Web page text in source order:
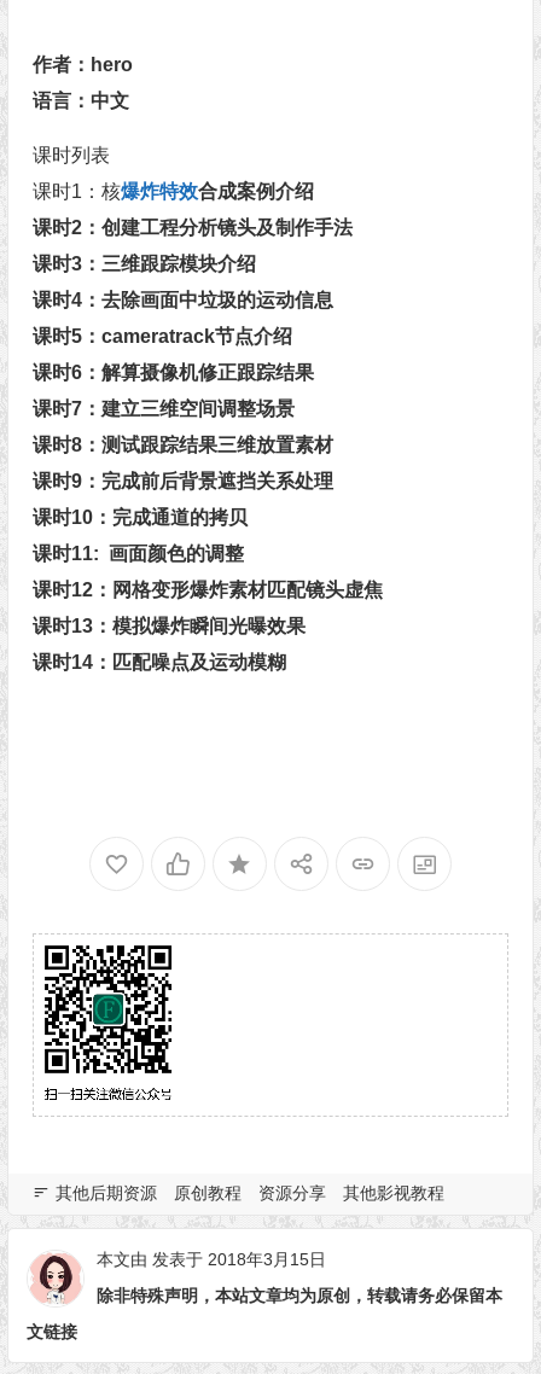
作者：hero
语言：中文
课时列表
课时1：核爆炸特效合成案例介绍
课时2：创建工程分析镜头及制作手法
课时3：三维跟踪模块介绍
课时4：去除画面中垃圾的运动信息
课时5：cameratrack节点介绍
课时6：解算摄像机修正跟踪结果
课时7：建立三维空间调整场景
课时8：测试跟踪结果三维放置素材
课时9：完成前后背景遮挡关系处理
课时10：完成通道的拷贝
课时11: 画面颜色的调整
课时12：网格变形爆炸素材匹配镜头虚焦
课时13：模拟爆炸瞬间光曝效果
课时14：匹配噪点及运动模糊
其他后期资源 原创教程 资源分享 其他影视教程
本文由 发表于 2018年3月15日
除非特殊声明，本站文章均为原创，转载请务必保留本
文链接